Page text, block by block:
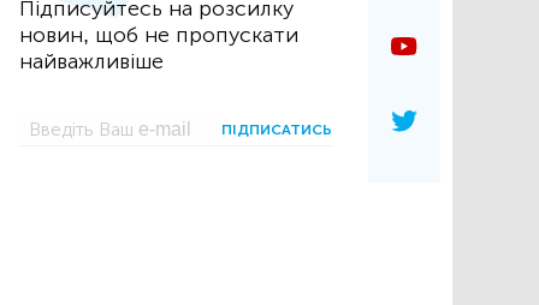
Підписуйтесь на розсилку
новин, щоб не пропускати
найважливіше
ПІДПИСАТИСЬ